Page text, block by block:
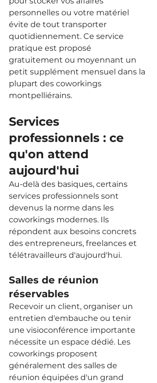
personnelles ou votre matériel
évite de tout transporter
quotidiennement. Ce service
pratique est proposé
gratuitement ou moyennant un
petit supplément mensuel dans la
plupart des coworkings
montpelliérains.
Services
professionnels : ce
qu'on attend
aujourd'hui
Au-delà des basiques, certains
services professionnels sont
devenus la norme dans les
coworkings modernes. Ils
répondent aux besoins concrets
des entrepreneurs, freelances et
télétravailleurs d'aujourd'hui.
Salles de réunion
réservables
Recevoir un client, organiser un
entretien d'embauche ou tenir
une visioconférence importante
nécessite un espace dédié. Les
coworkings proposent
généralement des salles de
réunion équipées d'un grand